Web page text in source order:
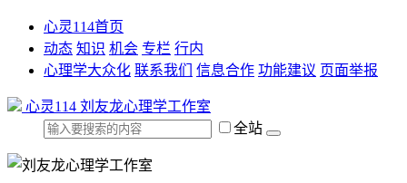
心灵114首页
动态 知识 机会 专栏 行内
心理学大众化 联系我们 信息合作 功能建议 页面举报
心灵114 刘友龙心理学工作室
全站